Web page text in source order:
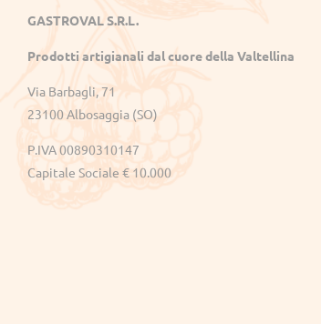
Gastroval
Sapori
dalla
Valtellina:
marmellate,
crostate
GASTROVAL S.R.L.
Prodotti artigianali dal cuore della Valtellina
Via Barbagli, 71
23100 Albosaggia (SO)
P.IVA 00890310147
Capitale Sociale € 10.000